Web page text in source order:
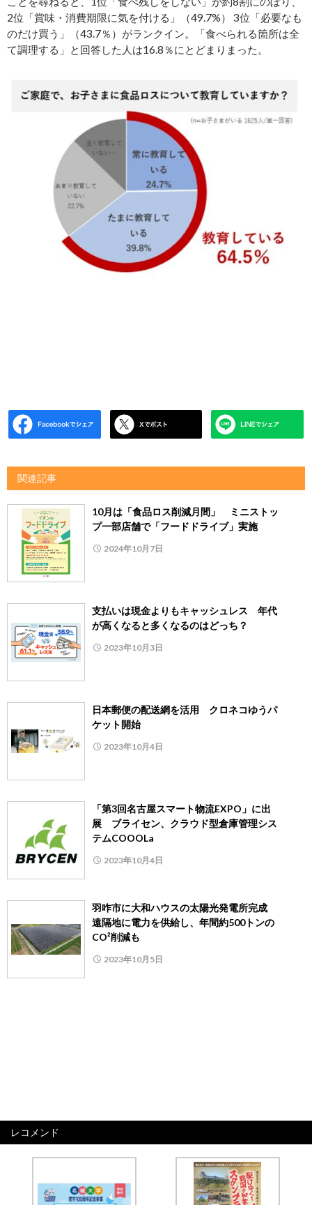
2位「賞味・消費期限に気を付ける」（49.7%） 3位「必要なも
のだけ買う」（43.7％）がランクイン。「食べられる箇所は全
て調理する」と回答した人は16.8％にとどまりまった。
関連記事
10月は「食品ロス削減月間」 ミニストッ
プ一部店舗で「フードドライブ」実施
2024年10月7日
支払いは現金よりもキャッシュレス 年代
が高くなると多くなるのはどっち？
2023年10月3日
日本郵便の配送網を活用 クロネコゆうパ
ケット開始
2023年10月4日
「第3回名古屋スマート物流EXPO」に出
展 ブライセン、クラウド型倉庫管理シス
テムCOOOLa
2023年10月4日
羽咋市に大和ハウスの太陽光発電所完成
遠隔地に電力を供給し、年間約500トンの
CO²削減も
2023年10月5日
レコメンド